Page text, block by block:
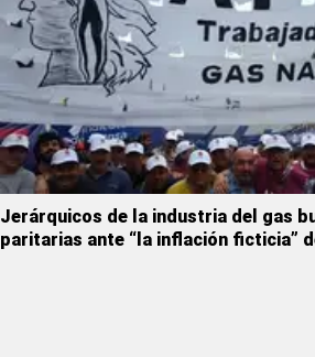
Jerárquicos de la industria del gas
paritarias ante “la inflación ficticia”